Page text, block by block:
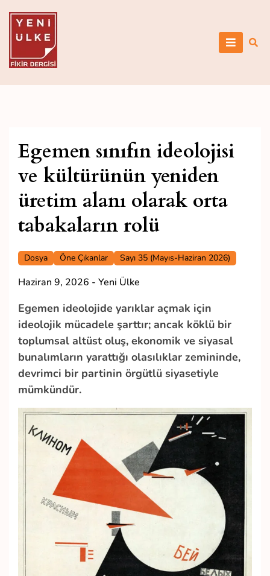
content
Yeni Ülke
Egemen sınıfın ideolojisi
ve kültürünün yeniden
üretim alanı olarak orta
tabakaların rolü
Dosya Öne Çıkanlar Sayı 35 (Mayıs-Haziran 2026)
Haziran 9, 2026 - Yeni Ülke
Egemen ideolojide yarıklar açmak için
ideolojik mücadele şarttır; ancak köklü bir
toplumsal altüst oluş, ekonomik ve siyasal
bunalımların yarattığı olasılıklar zemininde,
devrimci bir partinin örgütlü siyasetiyle
mümkündür.